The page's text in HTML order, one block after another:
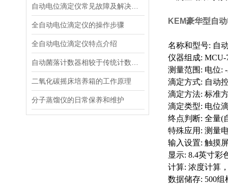
全自动电位滴定仪的操作步骤
全自动电位滴定仪特点介绍
二氧化碳摇床培养箱的工作原理
分子蒸馏仪的日常保养和维护
KEM豪华型自
名称和型号: 自
仪器组成: MCU-
测量范围: 电位:
滴定方式: 自动
滴定方法: 标准
滴定类型: 电位
终点判断: 全量(
特殊应用: 测量
输入设置: 触摸
显示: 8.4英寸彩
计算: 浓度计算
数据储存: 500组